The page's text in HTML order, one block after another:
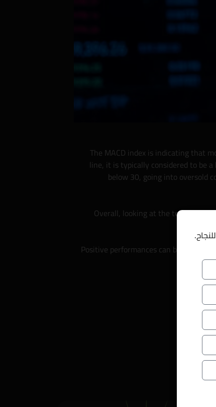
The MACD index is indicating that
line, it is typically considered to be
below 30, going into oversold
Overall, looking at the technical
Positive performances can be seen by